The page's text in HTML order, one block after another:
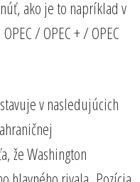
ako je to napríklad v
/ OPEC + / OPEC
v nasledujúcich
že Washington